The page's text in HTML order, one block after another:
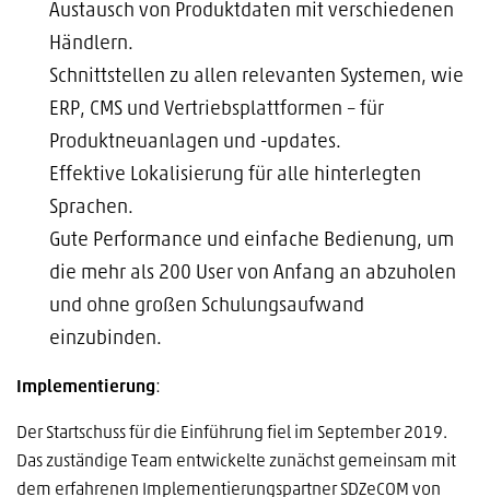
Austausch von Produktdaten mit verschiedenen
Händlern.
Schnittstellen zu allen relevanten Systemen, wie
ERP, CMS und Vertriebsplattformen – für
Produktneuanlagen und -updates.
Effektive Lokalisierung für alle hinterlegten
Sprachen.
Gute Performance und einfache Bedienung, um
die mehr als 200 User von Anfang an abzuholen
und ohne großen Schulungsaufwand
einzubinden.
Implementierung:
Der Startschuss für die Einführung fiel im September 2019.
Das zuständige Team entwickelte zunächst gemeinsam mit
dem erfahrenen Implementierungspartner SDZeCOM von